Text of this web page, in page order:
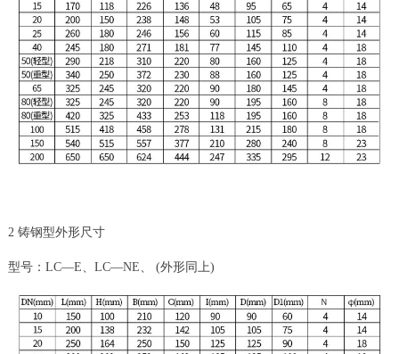
2 铸钢型外形尺寸
型号：LC—E、LC—NE、 (外形同上)